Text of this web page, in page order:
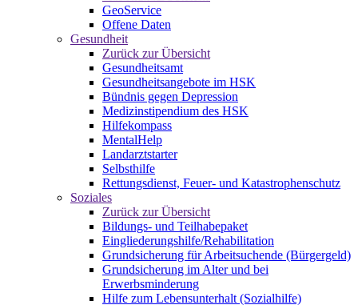
GeoService
Offene Daten
Gesundheit
Zurück zur Übersicht
Gesundheitsamt
Gesundheitsangebote im HSK
Bündnis gegen Depression
Medizinstipendium des HSK
Hilfekompass
MentalHelp
Landarztstarter
Selbsthilfe
Rettungsdienst, Feuer- und Katastrophenschutz
Soziales
Zurück zur Übersicht
Bildungs- und Teilhabepaket
Eingliederungshilfe/Rehabilitation
Grundsicherung für Arbeitsuchende (Bürgergeld)
Grundsicherung im Alter und bei
Erwerbsminderung
Hilfe zum Lebensunterhalt (Sozialhilfe)